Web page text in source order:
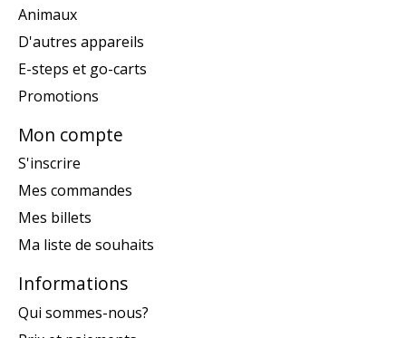
Animaux
D'autres appareils
E-steps et go-carts
Promotions
Mon compte
S'inscrire
Mes commandes
Mes billets
Ma liste de souhaits
Informations
Qui sommes-nous?